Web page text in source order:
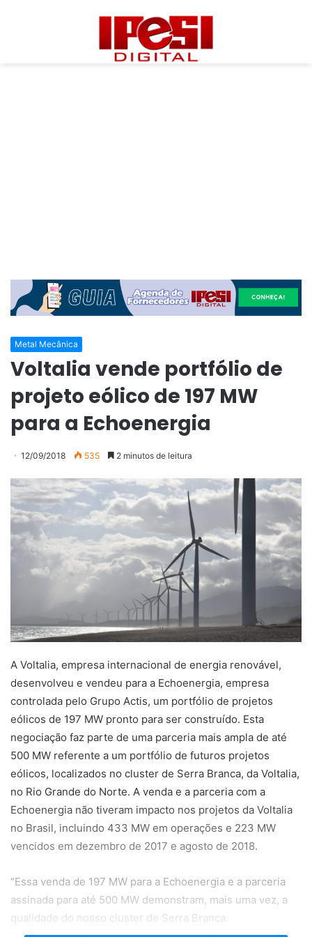
Metal Mecânica
Voltalia vende portfólio de
projeto eólico de 197 MW
para a Echoenergia
12/09/2018 535 2 minutos de leitura
A Voltalia, empresa internacional de energia renovável,
desenvolveu e vendeu para a Echoenergia, empresa
controlada pelo Grupo Actis, um portfólio de projetos
eólicos de 197 MW pronto para ser construído. Esta
negociação faz parte de uma parceria mais ampla de até
500 MW referente a um portfólio de futuros projetos
eólicos, localizados no cluster de Serra Branca, da Voltalia,
no Rio Grande do Norte. A venda e a parceria com a
Echoenergia não tiveram impacto nos projetos da Voltalia
no Brasil, incluindo 433 MW em operações e 223 MW
vencidos em dezembro de 2017 e agosto de 2018.
“Essa venda de 197 MW para a Echoenergia e a parceria
assinada para até 500 MW demonstram, mais uma vez, a
qualidade do nosso cluster de Serra Branca.